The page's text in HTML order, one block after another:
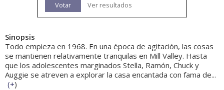
Votar Ver resultados
Sinopsis
Todo empieza en 1968. En una época de agitación, las cosas
se mantienen relativamente tranquilas en Mill Valley. Hasta
que los adolescentes marginados Stella, Ramón, Chuck y
Auggie se atreven a explorar la casa encantada con fama de...
(+)